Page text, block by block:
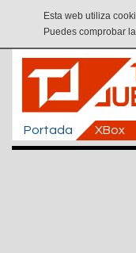
Esta web utiliza
Puedes comprobar
Portada XBox